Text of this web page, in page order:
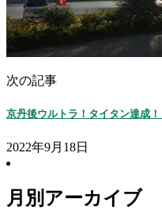
次の記事
京丹後ウルトラ！タイタン達成！
2022年9月18日
月別アーカイブ